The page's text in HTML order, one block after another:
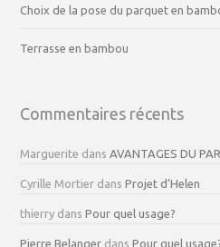
Choix de la pose du parquet en
Terrasse en bambou
Commentaires récents
Marguerite dansAVANTAGES DU
Cyrille Mortier dansProjet d’Helen
thierry dansPour quel usage?
Pierre Belanger dansPour quel